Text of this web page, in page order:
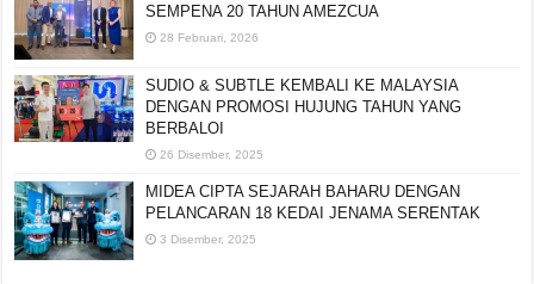
SEMPENA 20 TAHUN AMEZCUA
28 Februari, 2026
SUDIO & SUBTLE KEMBALI KE MALAYSIA
DENGAN PROMOSI HUJUNG TAHUN YANG
BERBALOI
26 Disember, 2025
MIDEA CIPTA SEJARAH BAHARU DENGAN
PELANCARAN 18 KEDAI JENAMA SERENTAK
3 Disember, 2025